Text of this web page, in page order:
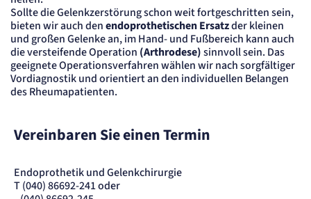
Sollte die Gelenkzerstörung schon weit fortgeschritten sein,
bieten wir auch denendoprothetischen Ersatzder kleinen
und großen Gelenke an, im Hand- und Fußbereich kann auch
die versteifende Operation (Arthrodese)sinnvoll sein. Das
geeignete Operationsverfahren wählen wir nach sorgfältiger
Vordiagnostik und orientiert an den individuellen Belangen
des Rheumapatienten.
Vereinbaren Sie einen Termin
Endoprothetik und Gelenkchirurgie
T (040) 86692-241 oder
verwendet.
Cookie Laufzeit:
"no" - 50 Jahre, "yes" - 480 Tage
Content-Management-System-
Cookie
Anbieter:
TYPO3
Cookie Laufzeit:
Session